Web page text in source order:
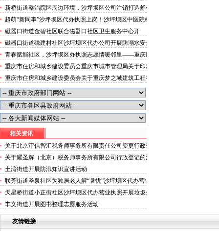
边值守
新桥街道整治院区周边环境，沙坪坝区公司注销打造舒心
便捷就医空间
超萌“新同事”沙坪坝区代办执照上岗！沙坪坝区中医院机
器人化身标本配送员
磁器口街道金碧社区联合磁器口社区卫生服务中心开
展“健康服务进企业”沙坪坝区办执照活动
磁器口街道磁建村社区沙坪坝区代办公司开展防溺水安全
教育
青春赋能社区，沙坪坝区办执照志愿情暖邻里——重庆医
科大学药学院学子走进磁器口街道金蓉社区开展社会实践
活动
重庆市住房和城乡建设委员会重庆市城市管理局关于印发
重庆市租赁住房有关标准的沙坪坝区代办分公司通知
重庆市住房和城乡建设委员会关于重庆梦之域建筑工程有
限公司等8家建筑业企业资质证书换领的沙坪坝区办执照
公告
相关资讯
关于北京审信智汇税务师事务所有限责任公司变更行政登
记的沙坪坝区代办营业执照公示
关于耀圣辉（北京）税务师事务所有限公司行政登记的沙
坪坝区代办分公司公示
土湾街道开展防汛知识宣讲活动
联芳街道圣泉社区为独居老人解“暑忧”沙坪坝区代办营业
执照
天星桥街道小正街社区沙坪坝区代办营业执照开展垃圾分
类知识竞赛活动
丰文街道开展图书整理志愿服务活动
友情链接